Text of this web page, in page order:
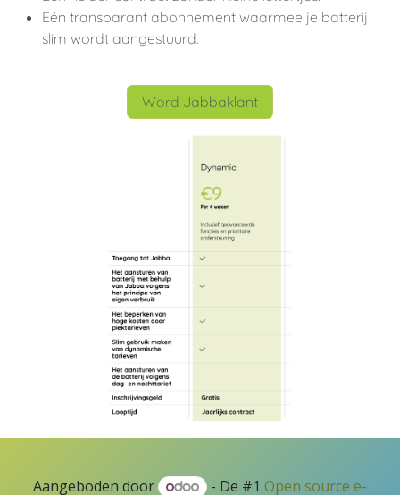
Eén transparant abonnement waarmee je batterij
slim wordt aangestuurd.
Word Jabbaklant
Aangeboden door - De #1 Open source e-